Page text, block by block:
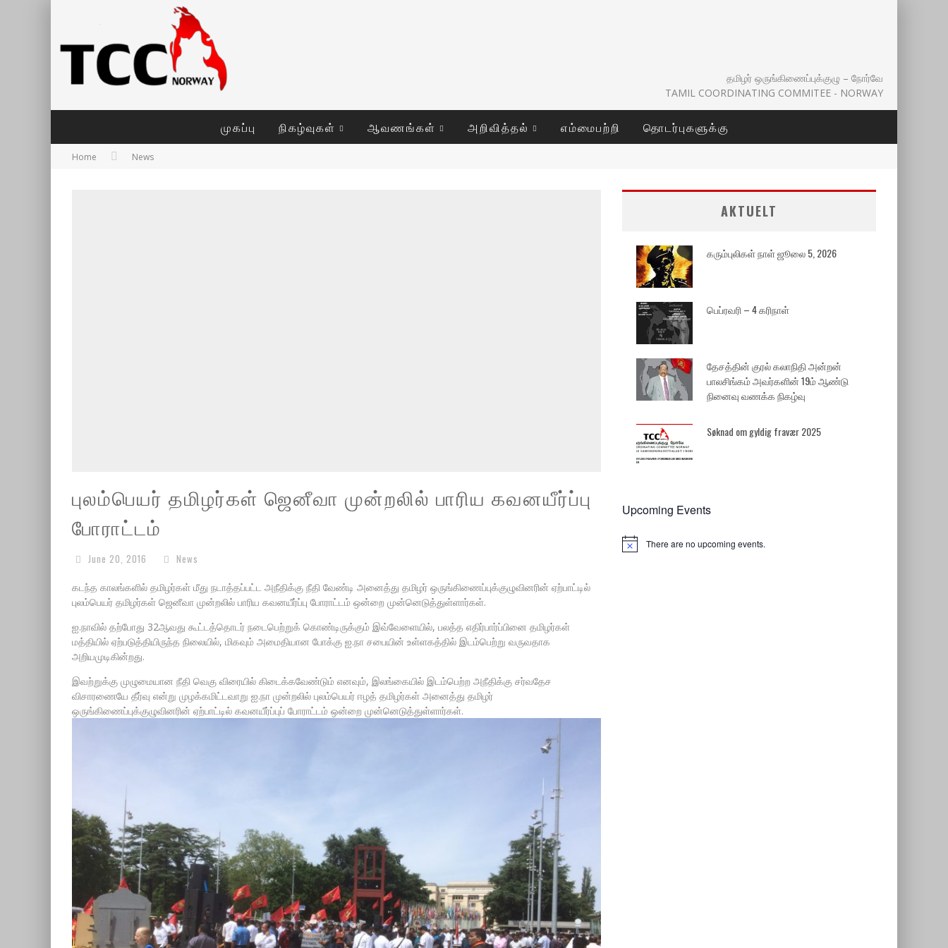
தமிழர் ஒருங்கிணைப்புக்குழு – நோர்வே
TAMIL COORDINATING COMMITEE - NORWAY
முகப்பு நிகழ்வுகள் ஆவணங்கள் அறிவித்தல் எம்மைபற்றி தொடர்புகளுக்கு
Home News
புலம்பெயர் தமிழர்கள் ஜெனீவா முன்றலில் பாரிய கவனயீர்ப்பு
போராட்டம்
June 20, 2016 News
கடந்த காலங்களில் தமிழர்கள் மீது நடாத்தப்பட்ட அநீதிக்கு நீதி வேண்டி அனைத்து தமிழர் ஒருங்கிணைப்புக்குழுவினரின் ஏற்பாட்டில்
புலம்பெயர் தமிழர்கள் ஜெனீவா முன்றலில் பாரிய கவனயீர்ப்பு போராட்டம் ஒன்றை முன்னெடுத்துள்ளார்கள்.
ஐ.நாவில் தற்போது 32ஆவது கூட்டத்தொடர் நடைபெற்றுக் கொண்டிருக்கும் இவ்வேளையில், பலத்த எதிர்பார்ப்பினை தமிழர்கள்
மத்தியில் ஏற்படுத்தியிருந்த நிலையில், மிகவும் அமைதியான போக்கு ஐ.நா சபையின் உள்ளகத்தில் இடம்பெற்று வருவதாக
அறியமுடிகின்றது.
இவற்றுக்கு முழுமையான நீதி வெகு விரையில் கிடைக்கவேண்டும் எனவும், இலங்கையில் இடம்பெற்ற அநீதிக்கு சர்வதேச
விசாரணையே தீர்வு என்று முழக்கமிட்டவாறு ஐ.நா முன்றலில் புலம்பெயர் ஈழத் தமிழர்கள் அனைத்து தமிழர்
ஒருங்கிணைப்புக்குழுவினரின் ஏற்பாட்டில் கவனயீர்ப்புப் போராட்டம் ஒன்றை முன்னெடுத்துள்ளார்கள்.
AKTUELT
கரும்புலிகள் நாள் ஜூலை 5, 2026
பெப்ரவரி – 4 கரிநாள்
தேசத்தின் குரல் கலாநிதி அன்றன்
பாலசிங்கம் அவர்களின் 19ம் ஆண்டு
நினைவு வணக்க நிகழ்வு
Søknad om gyldig fravær 2025
Upcoming Events
Notice There are no upcoming events.